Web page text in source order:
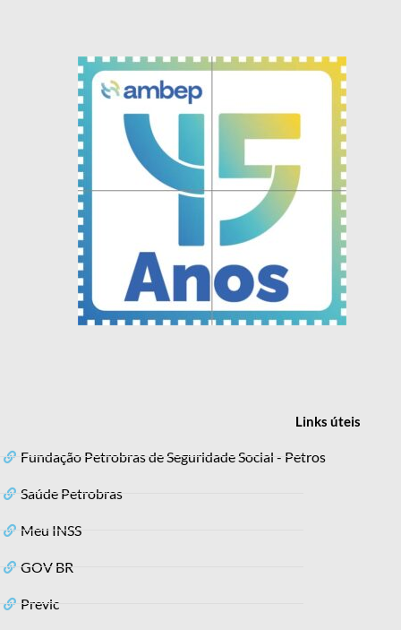
Linksúteis
Fundação Petrobras de Seguridade Social - Petros
Saúde Petrobras
Meu INSS
GOV BR
Previc